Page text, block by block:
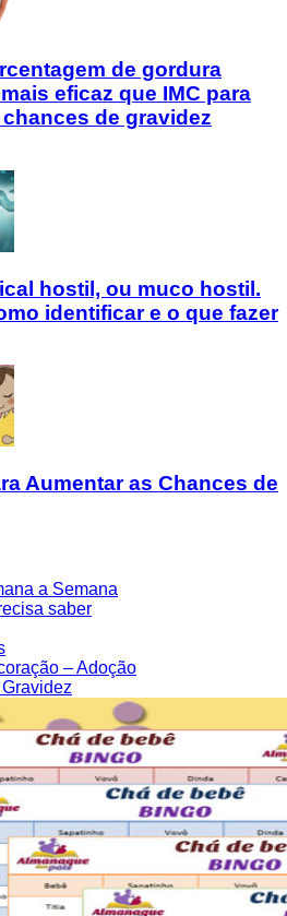
de gordura
eficaz que IMC para
de gravidez
hostil, ou muco hostil.
identificar e o que fazer
Aumentar as Chances de
a Semana
saber
– Adoção